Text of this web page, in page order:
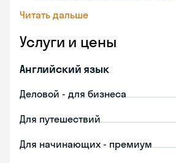
Читать дальше
Услуги и цены
Английский язык
Деловой - для бизнеса
Для путешествий
Для начинающих - премиум